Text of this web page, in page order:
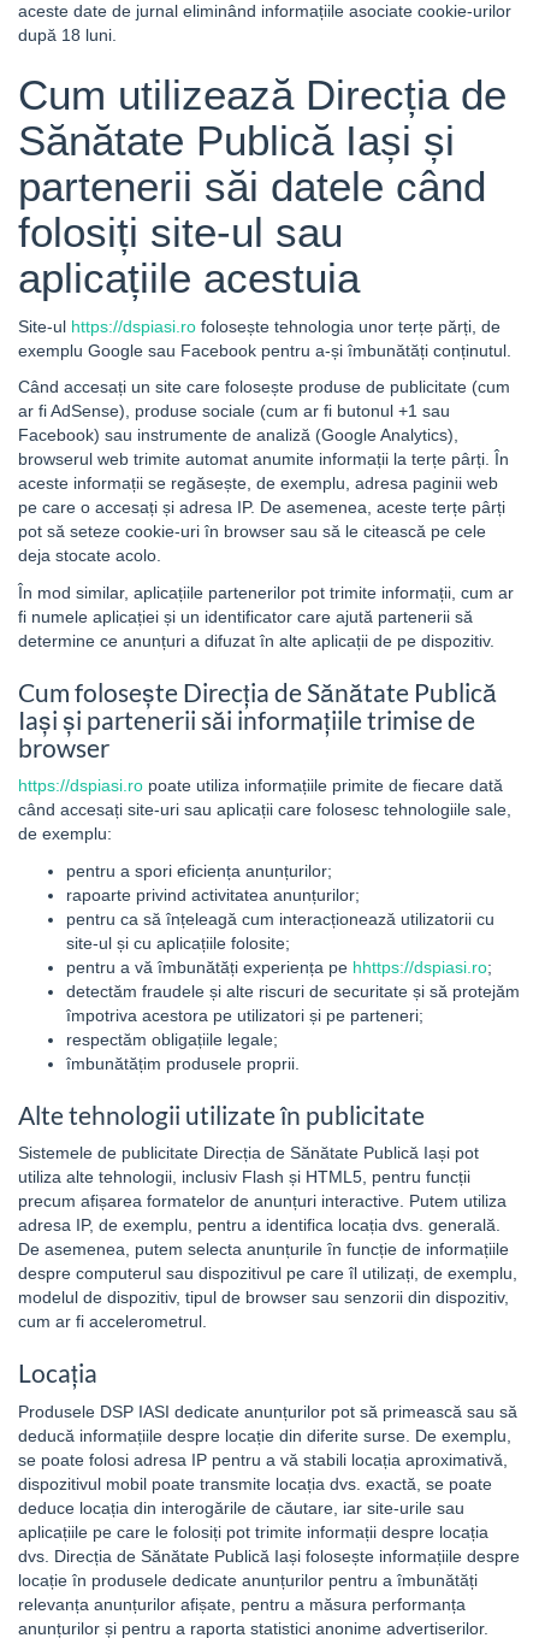
aceste date de jurnal eliminând informațiile asociate cookie-urilor
după 18 luni.
Cum utilizează Direcția de
Sănătate Publică Iași și
partenerii săi datele când
folosiți site-ul sau
aplicațiile acestuia
Site-ul https://dspiasi.ro folosește tehnologia unor terțe părți, de
exemplu Google sau Facebook pentru a-și îmbunătăți conținutul.
Când accesați un site care folosește produse de publicitate (cum
ar fi AdSense), produse sociale (cum ar fi butonul +1 sau
Facebook) sau instrumente de analiză (Google Analytics),
browserul web trimite automat anumite informații la terțe pârți. În
aceste informații se regăsește, de exemplu, adresa paginii web
pe care o accesați și adresa IP. De asemenea, aceste terțe pârți
pot să seteze cookie-uri în browser sau să le citească pe cele
deja stocate acolo.
În mod similar, aplicațiile partenerilor pot trimite informații, cum ar
fi numele aplicației și un identificator care ajută partenerii să
determine ce anunțuri a difuzat în alte aplicații de pe dispozitiv.
Cum folosește Direcția de Sănătate Publică
Iași și partenerii săi informațiile trimise de
browser
https://dspiasi.ro poate utiliza informațiile primite de fiecare dată
când accesați site-uri sau aplicații care folosesc tehnologiile sale,
de exemplu:
pentru a spori eficiența anunțurilor;
rapoarte privind activitatea anunțurilor;
pentru ca să înțeleagă cum interacționează utilizatorii cu
site-ul și cu aplicațiile folosite;
pentru a vă îmbunătăți experiența pe hhttps://dspiasi.ro;
detectăm fraudele și alte riscuri de securitate și să protejăm
împotriva acestora pe utilizatori și pe parteneri;
respectăm obligațiile legale;
îmbunătățim produsele proprii.
Alte tehnologii utilizate în publicitate
Sistemele de publicitate Direcția de Sănătate Publică Iași pot
utiliza alte tehnologii, inclusiv Flash și HTML5, pentru funcții
precum afișarea formatelor de anunțuri interactive. Putem utiliza
adresa IP, de exemplu, pentru a identifica locația dvs. generală.
De asemenea, putem selecta anunțurile în funcție de informațiile
despre computerul sau dispozitivul pe care îl utilizați, de exemplu,
modelul de dispozitiv, tipul de browser sau senzorii din dispozitiv,
cum ar fi accelerometrul.
Locația
Produsele DSP IASI dedicate anunțurilor pot să primească sau să
deducă informațiile despre locație din diferite surse. De exemplu,
se poate folosi adresa IP pentru a vă stabili locația aproximativă,
dispozitivul mobil poate transmite locația dvs. exactă, se poate
deduce locația din interogările de căutare, iar site-urile sau
aplicațiile pe care le folosiți pot trimite informații despre locația
dvs. Direcția de Sănătate Publică Iași folosește informațiile despre
locație în produsele dedicate anunțurilor pentru a îmbunătăți
relevanța anunțurilor afișate, pentru a măsura performanța
anunțurilor și pentru a raporta statistici anonime advertiserilor.